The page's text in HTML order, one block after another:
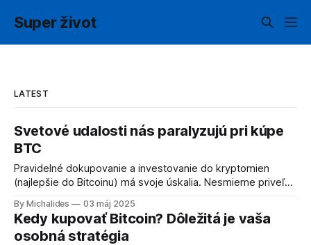
Super život
LATEST
Svetové udalosti nás paralyzujú pri kúpe
BTC
Pravidelné dokupovanie a investovanie do kryptomien
(najlepšie do Bitcoinu) má svoje úskalia. Nesmieme priveľmi
mať vlastnú stratégiu a je to prirodzené. Ako sa vysporiadať
s dodržiavaním stratégie pravidelných nákupov si prečítate
v tomto článku. Poďme teraz na iné úskalia dodržiavania
By Michalides 03 máj 2025
Kedy kupovať Bitcoin? Dôležitá je vaša
osobná stratégia